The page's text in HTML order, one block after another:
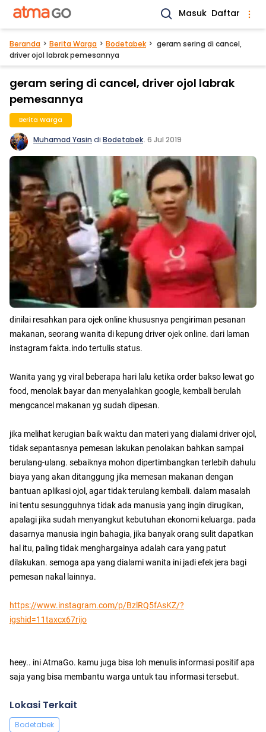
Masuk Daftar
Beranda Berita Warga Bodetabek
geram sering di cancel,
driver ojol labrak pemesannya
geram sering di cancel, driver ojol labrak
pemesannya
Berita Warga
Muhamad Yasin di Bodetabek. 6 Jul 2019
dinilai resahkan para ojek online khususnya pengiriman pesanan
makanan, seorang wanita di kepung driver ojek online. dari laman
instagram fakta.indo tertulis status.
Wanita yang yg viral beberapa hari lalu ketika order bakso lewat go
food, menolak bayar dan menyalahkan google, kembali berulah
mengcancel makanan yg sudah dipesan.
jika melihat kerugian baik waktu dan materi yang dialami driver ojol,
tidak sepantasnya pemesan lakukan penolakan bahkan sampai
berulang-ulang. sebaiknya mohon dipertimbangkan terlebih dahulu
biaya yang akan ditanggung jika memesan makanan dengan
bantuan aplikasi ojol, agar tidak terulang kembali. dalam masalah
ini tentu sesungguhnya tidak ada manusia yang ingin dirugikan,
apalagi jika sudah menyangkut kebutuhan ekonomi keluarga. pada
dasarnya manusia ingin bahagia, jika banyak orang sulit dapatkan
hal itu, paling tidak menghargainya adalah cara yang patut
dilakukan. semoga apa yang dialami wanita ini jadi efek jera bagi
pemesan nakal lainnya.
https://www.instagram.com/p/BzlRQ5fAsKZ/?
igshid=11taxcx67rijo
heey.. ini AtmaGo. kamu juga bisa loh menulis informasi positif apa
saja yang bisa membantu warga untuk tau informasi tersebut.
Lokasi Terkait
Bodetabek